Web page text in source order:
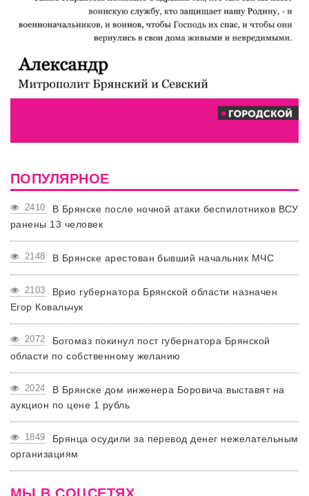
ПОПУЛЯРНОЕ
2410
В Брянске после ночной атаки беспилотников ВСУ
ранены 13 человек
2148 В Брянске арестован бывший начальник МЧС
2103
Врио губернатора Брянской области назначен
Егор Ковальчук
2072
Богомаз покинул пост губернатора Брянской
области по собственному желанию
2024
В Брянске дом инженера Боровича выставят на
аукцион по цене 1 рубль
1849
Брянца осудили за перевод денег нежелательным
организациям